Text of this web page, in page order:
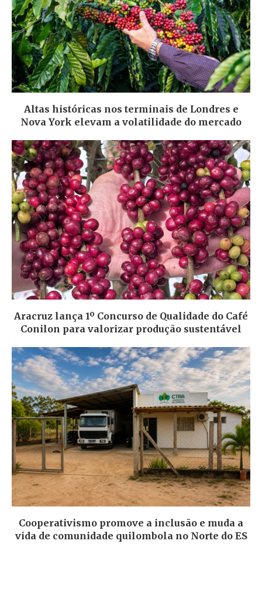
Altas históricas nos terminais de Londres e
Nova York elevam a volatilidade do mercado
Aracruz lança 1º Concurso de Qualidade do Café
Conilon para valorizar produção sustentável
Cooperativismo promove a inclusão e muda a
vida de comunidade quilombola no Norte do ES